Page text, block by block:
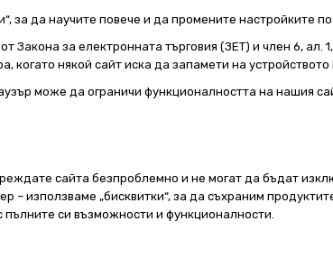
за да научите повече и да промените настройките
Закона за електронната търговия (ЗЕТ) и член 6, ал.
някой сайт иска да запамети на устройството
може да ограничи функционалността на нашия
сайта безпроблемно и не могат да бъдат
използваме „бисквитки“, за да съхраним
пълните си възможности и функционалности.